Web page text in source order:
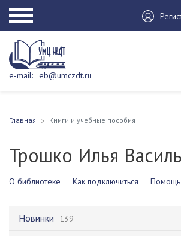
e-mail: eb@umczdt.ru
Главная Книги и учебные пособия
Трошко Илья
О библиотеке Как подключиться Помощь
Новинки 139